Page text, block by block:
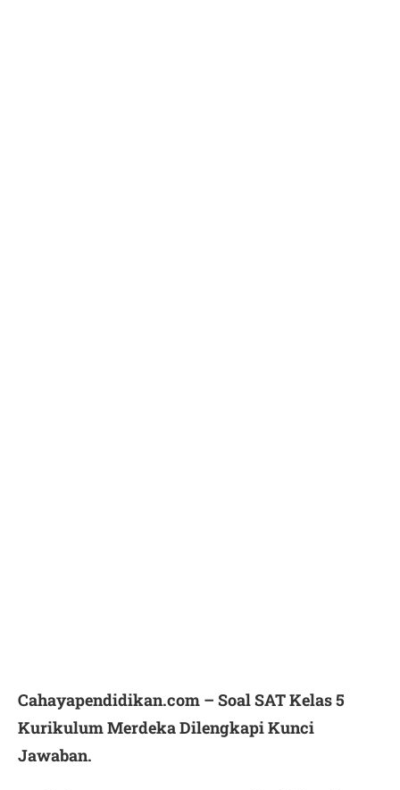
Cahayapendidikan.com – Soal SAT Kelas 5
Kurikulum Merdeka Dilengkapi Kunci
Jawaban.